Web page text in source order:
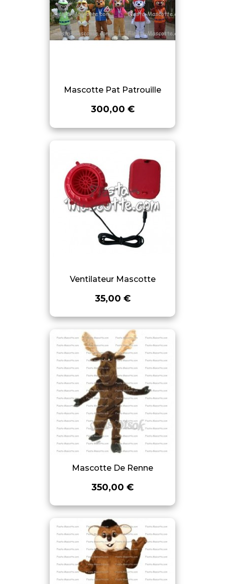
Mascotte Pat Patrouille
300,00 €
Ventilateur Mascotte
35,00 €
Mascotte De Renne
350,00 €